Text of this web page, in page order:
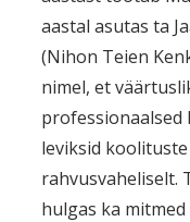
aastal asutas ta
(Nihon Teien
nimel, et
professionaalsed
leviksid
rahvusvaheliselt.
hulgas ka